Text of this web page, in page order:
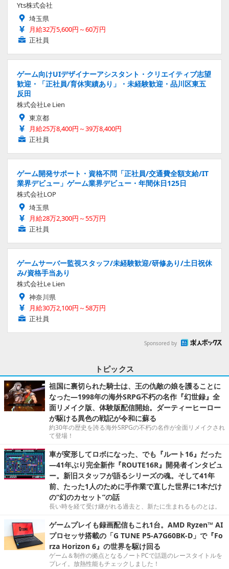
Yts株式会社
埼玉県
月給32万5,600円～60万円
正社員
ゲーム向けUIデザイナーアシスタント・クリエイティブ志望
歓迎・「正社員/育休実績あり」・未経験歓迎・品川区東五
反田
株式会社Le Lien
東京都
月給25万8,400円～39万8,400円
正社員
ゲーム開発サポート・資格不問「正社員/交通費全額支給/IT
業界デビュー」ゲーム業界デビュー・年間休日125日
株式会社LOP
埼玉県
月給28万2,300円～55万円
正社員
ゲームサーバー監視スタッフ/未経験歓迎/研修あり/土日祝休
み/資格手当あり
株式会社Le Lien
神奈川県
月給30万2,100円～58万円
正社員
Sponsored by
トピックス
祖国に裏切られた騎士は、王の仇敵の娘を護ることに
なった―1998年の海外SRPG不朽の名作『幻世録』全
面リメイク版、体験版配信開始。ダーティーヒーロー
が駆ける異色の戦記が令和に蘇る
約30年の歴史を誇る海外SRPGの不朽の名作が全面リメイクされ
て登場！
車が変形してロボになった、でも『ルート16』だった
―41年ぶり完全新作『ROUTE16R』開発者インタビュ
ー。新旧スタッフが語るシリーズの魂。そして41年
前、たった1人のために手作業で直した世界に1本だけ
の“幻のカセット”の話
長い時を経て受け継がれる過去と、新たに生まれるものとは。
ゲームプレイも録画配信もこれ1台。AMD Ryzen™ AI
プロセッサ搭載の「G TUNE P5-A7G60BK-D」で『Fo
rza Horizon 6』の世界を駆け回る
ゲーム＆制作の拠点となるノートPCで話題のレースタイトルを
プレイ。放熱性能もチェックしました！